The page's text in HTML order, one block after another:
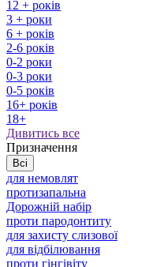
12 + років
3 + роки
6 + років
2-6 років
0-2 роки
0-3 роки
0-5 років
16+ років
18+
Дивитись все
Призначення
Всі
для немовлят
протизапальна
Дорожній набір
проти пародонтиту
для захисту слизової
для відбілювання
проти гінгівіту